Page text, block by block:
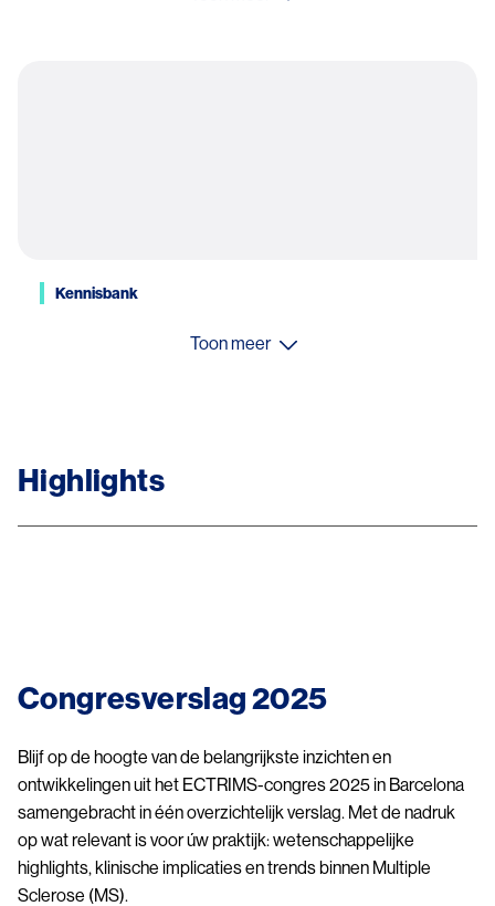
Kennisbank
Toon meer
Highlights
Congresverslag 2025
Blijf op de hoogte van de belangrijkste inzichten en
ontwikkelingen uit het ECTRIMS-congres 2025 in Barcelona
samengebracht in één overzichtelijk verslag. Met de nadruk
op wat relevant is voor úw praktijk: wetenschappelijke
highlights, klinische implicaties en trends binnen Multiple
Sclerose (MS).